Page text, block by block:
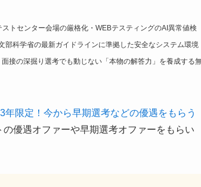
トセンター会場の厳格化・WEBテスティングのAI異常値検
部科学省の最新ガイドラインに準拠した安全なシステム環境
接の深掘り選考でも動じない「本物の解答力」を養成する
3年限定！今から早期選考などの優遇をもらう
優遇オファーや早期選考オファーをもらい